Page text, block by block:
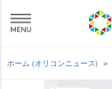
ホーム (オリコンニュース)